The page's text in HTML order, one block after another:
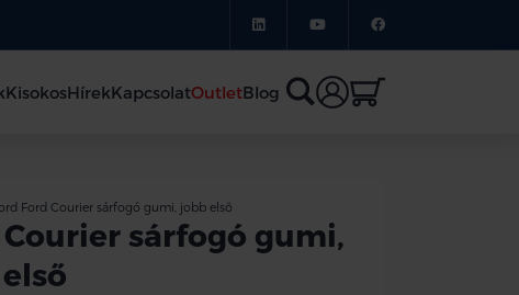
KisokosHírekKapcsolatOutletBlog
Ford Courier sárfogó gumi, jobb első
sárfogó gumi,